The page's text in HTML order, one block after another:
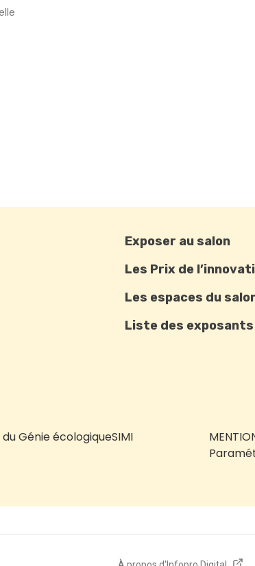
Exposer au salon
Les Prix de
Les espaces du
Liste des exposants
Génie écologiqueSIMI